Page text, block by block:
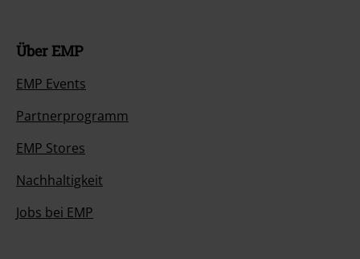
Über EMP
EMP Events
Partnerprogramm
EMP Stores
Nachhaltigkeit
Jobs bei EMP